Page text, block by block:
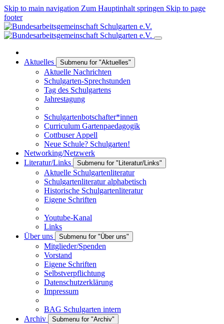
Skip to main navigation Zum Hauptinhalt springen Skip to page
footer
Aktuelles Submenu for "Aktuelles"
Aktuelle Nachrichten
Schulgarten-Sprechstunden
Tag des Schulgartens
Jahrestagung
Schulgartenbotschafter*innen
Curriculum Gartenpaedagogik
Cottbuser Appell
Neue Schule? Schulgarten!
Networking/Netzwerk
Literatur/Links
Submenu for "Literatur/Links"
Aktuelle Schulgartenliteratur
Schulgartenliteratur alphabetisch
Historische Schulgartenliteratur
Eigene Schriften
Youtube-Kanal
Links
Über uns
Submenu for "Über uns"
Mitglieder/Spenden
Vorstand
Eigene Schriften
Selbstverpflichtung
Datenschutzerklärung
Impressum
BAG Schulgarten intern
Archiv
Submenu for "Archiv"